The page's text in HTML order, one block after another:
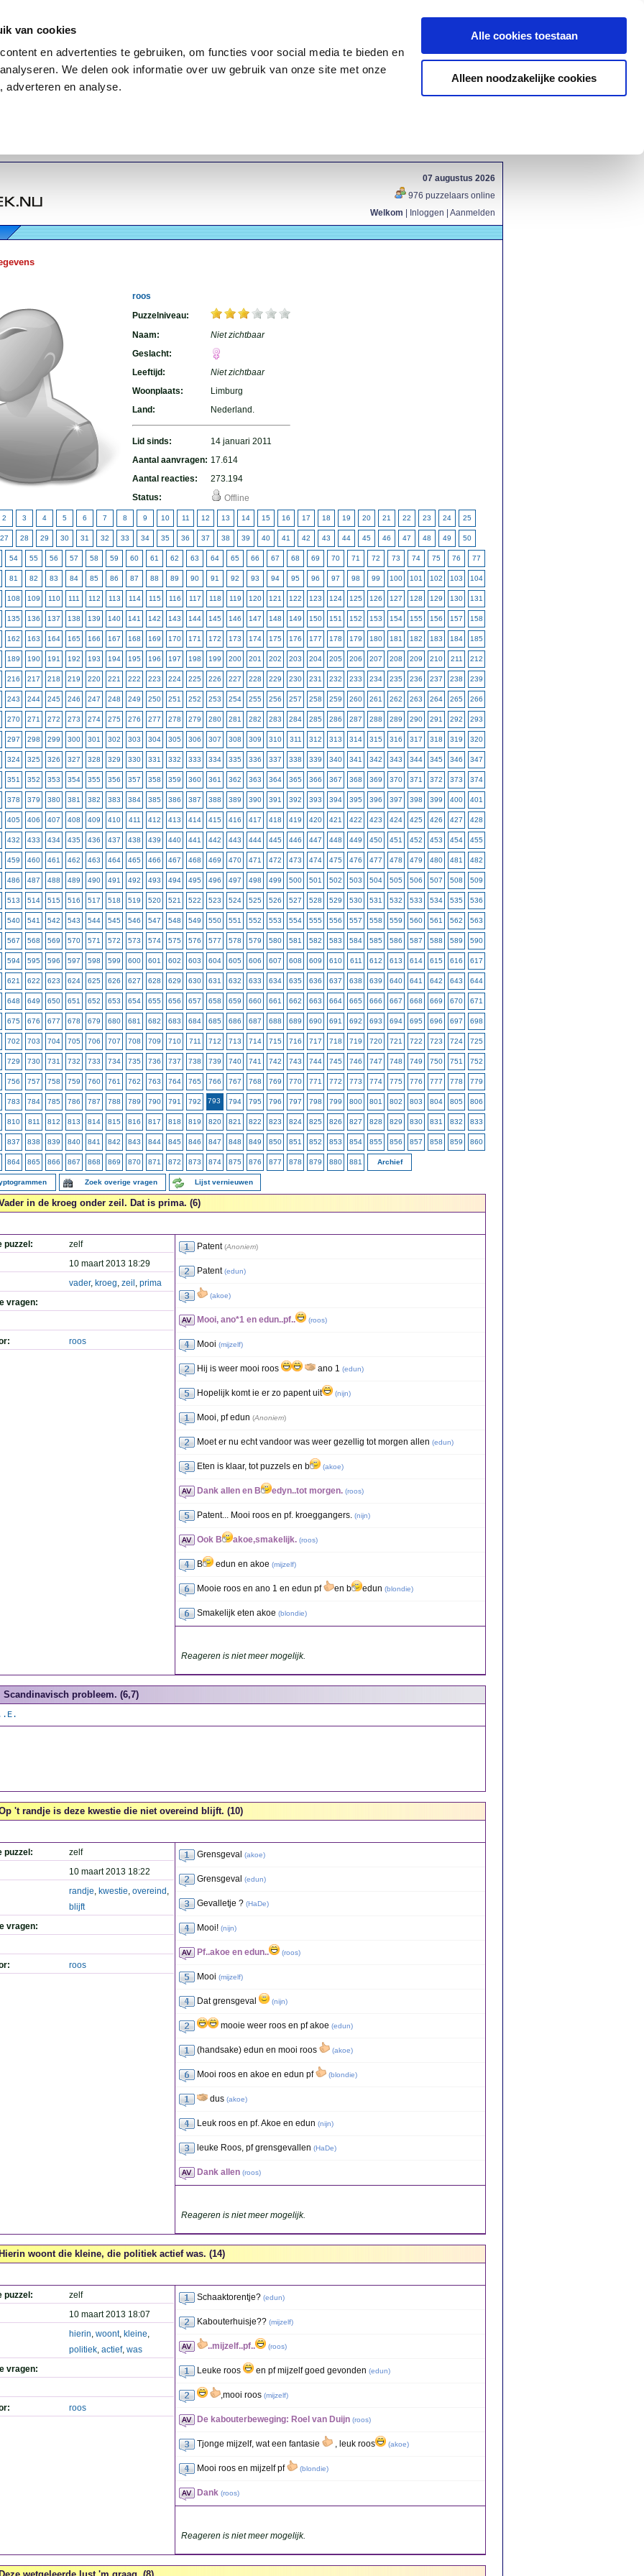
van cookies
en advertenties te gebruiken, om functies voor social media te bieden en
We delen ook informatie over uw gebruik van onze site met onze
adverteren en analyse.
Alle cookies toestaan
Alleen noodzakelijke cookies
07 augustus 2026
976 puzzelaars online
Welkom
Inloggen Aanmelden
roos
Puzzelniveau:
Naam:
Niet zichtbaar
Geslacht:
Leeftijd:
Niet zichtbaar
Woonplaats:
Limburg
Land:
Nederland.
Lid sinds:
14 januari 2011
Aantal aanvragen: 17.614
Aantal reacties:
273.194
Status:
Offline
2 3 4 5 6 7 8 9 10 11 12 13 14 15 16 17 18 19 20 21 22 23 24 25
27 28 29 30 31 32 33 34 35 36 37 38 39 40 41 42 43 44 45 46 47 48 49 50
54 55 56 57 58 59 60 61 62 63 64 65 66 67 68 69 70 71 72 73 74 75 76 77
81 82 83 84 85 86 87 88 89 90 91 92 93 94 95 96 97 98 99 100 101 102 103 104
108 109 110 111 112 113 114 115 116 117 118 119 120 121 122 123 124 125 126 127 128 129 130 131
135 136 137 138 139 140 141 142 143 144 145 146 147 148 149 150 151 152 153 154 155 156 157 158
162 163 164 165 166 167 168 169 170 171 172 173 174 175 176 177 178 179 180 181 182 183 184 185
189 190 191 192 193 194 195 196 197 198 199 200 201 202 203 204 205 206 207 208 209 210 211 212
216 217 218 219 220 221 222 223 224 225 226 227 228 229 230 231 232 233 234 235 236 237 238 239
243 244 245 246 247 248 249 250 251 252 253 254 255 256 257 258 259 260 261 262 263 264 265 266
270 271 272 273 274 275 276 277 278 279 280 281 282 283 284 285 286 287 288 289 290 291 292 293
297 298 299 300 301 302 303 304 305 306 307 308 309 310 311 312 313 314 315 316 317 318 319 320
324 325 326 327 328 329 330 331 332 333 334 335 336 337 338 339 340 341 342 343 344 345 346 347
351 352 353 354 355 356 357 358 359 360 361 362 363 364 365 366 367 368 369 370 371 372 373 374
378 379 380 381 382 383 384 385 386 387 388 389 390 391 392 393 394 395 396 397 398 399 400 401
405 406 407 408 409 410 411 412 413 414 415 416 417 418 419 420 421 422 423 424 425 426 427 428
432 433 434 435 436 437 438 439 440 441 442 443 444 445 446 447 448 449 450 451 452 453 454 455
459 460 461 462 463 464 465 466 467 468 469 470 471 472 473 474 475 476 477 478 479 480 481 482
486 487 488 489 490 491 492 493 494 495 496 497 498 499 500 501 502 503 504 505 506 507 508 509
513 514 515 516 517 518 519 520 521 522 523 524 525 526 527 528 529 530 531 532 533 534 535 536
540 541 542 543 544 545 546 547 548 549 550 551 552 553 554 555 556 557 558 559 560 561 562 563
567 568 569 570 571 572 573 574 575 576 577 578 579 580 581 582 583 584 585 586 587 588 589 590
594 595 596 597 598 599 600 601 602 603 604 605 606 607 608 609 610 611 612 613 614 615 616 617
621 622 623 624 625 626 627 628 629 630 631 632 633 634 635 636 637 638 639 640 641 642 643 644
648 649 650 651 652 653 654 655 656 657 658 659 660 661 662 663 664 665 666 667 668 669 670 671
675 676 677 678 679 680 681 682 683 684 685 686 687 688 689 690 691 692 693 694 695 696 697 698
702 703 704 705 706 707 708 709 710 711 712 713 714 715 716 717 718 719 720 721 722 723 724 725
729 730 731 732 733 734 735 736 737 738 739 740 741 742 743 744 745 746 747 748 749 750 751 752
756 757 758 759 760 761 762 763 764 765 766 767 768 769 770 771 772 773 774 775 776 777 778 779
783 784 785 786 787 788 789 790 791 792 793 794 795 796 797 798 799 800 801 802 803 804 805 806
810 811 812 813 814 815 816 817 818 819 820 821 822 823 824 825 826 827 828 829 830 831 832 833
837 838 839 840 841 842 843 844 845 846 847 848 849 850 851 852 853 854 855 856 857 858 859 860
864 865 866 867 868 869 870 871 872 873 874 875 876 877 878 879 880 881 Archief
Zoek overige vragen Lijst vernieuwen
in de kroeg onder zeil. Dat is prima. (6)
puzzel:
zelf
10 maart 2013 18:29
vader, kroeg, zeil , prima
vragen:
roos
Patent (Anoniem)
Patent (edun)
(akoe)
Mooi, ano*1 en edun..pf.. (roos)
Mooi (mijzelf)
Hij is weer mooi roos ano 1 (edun)
Hopelijk komt ie er zo papent uit (nijn)
Mooi, pf edun (Anoniem)
Moet er nu echt vandoor was weer gezellig tot morgen allen (edun)
Eten is klaar, tot puzzels en b (akoe)
Dank allen en B edyn..tot morgen. (roos)
Patent... Mooi roos en pf. kroeggangers. (nijn)
Ook B akoe,smakelijk. (roos)
B edun en akoe (mijzelf)
Mooie roos en ano 1 en edun pf en b edun (blondie)
Smakelijk eten akoe (blondie)
Reageren is niet meer mogelijk.
Scandinavisch probleem. (6,7)
't randje is deze kwestie die niet overeind blijft. (10)
puzzel:
zelf
10 maart 2013 18:22
randje, kwestie, overeind ,
blijft
vragen:
roos
Grensgeval (akoe)
Grensgeval (edun)
Gevalletje ? (HaDe)
Mooi! (nijn)
Pf..akoe en edun.. (roos)
Mooi (mijzelf)
Dat grensgeval (nijn)
mooie weer roos en pf akoe (edun)
(handsake) edun en mooi roos (akoe)
Mooi roos en akoe en edun pf (blondie)
dus (akoe)
Leuk roos en pf. Akoe en edun (nijn)
leuke Roos, pf grensgevallen (HaDe)
Dank allen (roos)
Reageren is niet meer mogelijk.
woont die kleine, die politiek actief was. (14)
puzzel:
zelf
10 maart 2013 18:07
hierin, woont, kleine,
politiek, actief, was
vragen:
roos
Schaaktorentje? (edun)
Kabouterhuisje?? (mijzelf)
..mijzelf..pf.. (roos)
Leuke roos en pf mijzelf goed gevonden (edun)
,mooi roos (mijzelf)
De kabouterbeweging: Roel van Duijn (roos)
Tjonge mijzelf, wat een fantasie , leuk roos (akoe)
Mooi roos en mijzelf pf (blondie)
Dank (roos)
Reageren is niet meer mogelijk.